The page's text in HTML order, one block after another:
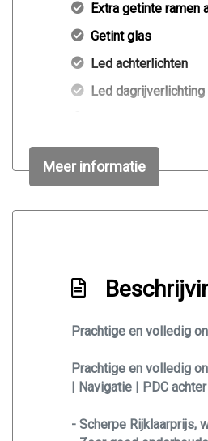
Extra getinte ramen
Getint glas
Led achterlichten
Led dagrijverlichting
Lichtmetalen velgen
Meer info? bel of
Parkeersensor
Trekhaak
Volledige
Meer informatie
Prachtige en volledig
Prachtige en volledig
| Navigatie | PDC
- Scherpe Rijklaarprijs,